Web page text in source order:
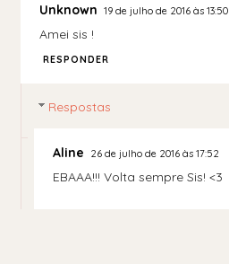
Unknown 19 de julho de 2016 às 13:50
Amei sis !
RESPONDER
Respostas
Aline 26 de julho de 2016 às 17:52
EBAAA!!! Volta sempre Sis! <3